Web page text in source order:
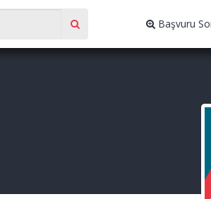
Başvuru